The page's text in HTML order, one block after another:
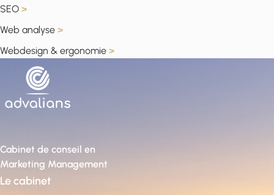
SEO >
Web analyse >
Webdesign & ergonomie >
Cabinet de conseil en
Marketing Management
Le cabinet